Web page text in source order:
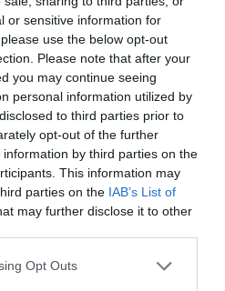
or sensitive information for
use the below opt-out
Please note that after your
you may continue seeing
personal information utilized by
to third parties prior to
opt-out of the further
by third parties on the
This information may
parties on the IAB’s List of
may further disclose it to other
app uses one or more Google
Opt Outs